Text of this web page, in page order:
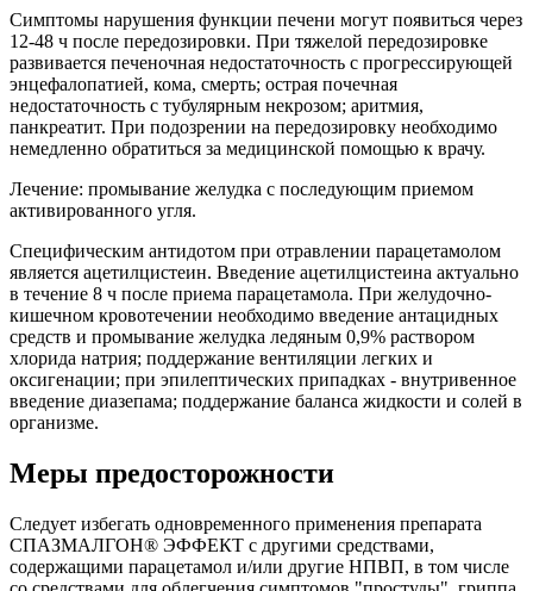
Симптомы нарушения функции печени могут появиться через
12-48 ч после передозировки. При тяжелой передозировке
развивается печеночная недостаточность с прогрессирующей
энцефалопатией, кома, смерть; острая почечная
недостаточность с тубулярным некрозом; аритмия,
панкреатит. При подозрении на передозировку необходимо
немедленно обратиться за медицинской помощью к врачу.
Лечение: промывание желудка с последующим приемом
активированного угля.
Специфическим антидотом при отравлении парацетамолом
является ацетилцистеин. Введение ацетилцистеина актуально
в течение 8 ч после приема парацетамола. При желудочно-
кишечном кровотечении необходимо введение антацидных
средств и промывание желудка ледяным 0,9% раствором
хлорида натрия; поддержание вентиляции легких и
оксигенации; при эпилептических припадках - внутривенное
введение диазепама; поддержание баланса жидкости и солей в
организме.
Меры предосторожности
Следует избегать одновременного применения препарата
СПАЗМАЛГОН® ЭФФЕКТ с другими средствами,
содержащими парацетамол и/или другие НПВП, в том числе